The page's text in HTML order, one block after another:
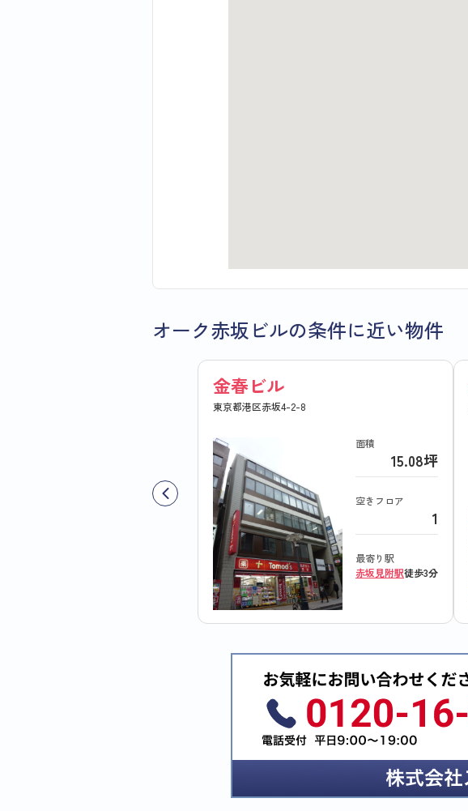
オーク赤坂ビルの条件に近い物件
金春ビル
東京都港区赤坂4-2-8
面積
15.08坪
空きフロア
1
最寄り駅
赤坂見附駅徒歩3分